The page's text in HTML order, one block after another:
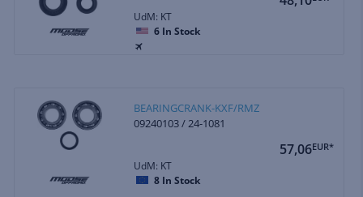
UdM: KT
6 In Stock
BEARINGCRANK-KXF/RMZ
09240103 / 24-1081
57,06EUR*
UdM: KT
8 In Stock